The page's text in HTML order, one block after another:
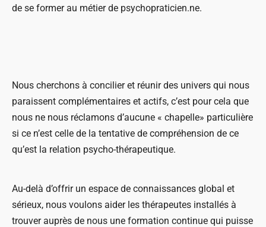
de se former au métier de psychopraticien.ne.
Nous cherchons à concilier et réunir des univers qui nous
paraissent complémentaires et actifs, c’est pour cela que
nous ne nous réclamons d’aucune « chapelle» particulière
si ce n’est celle de la tentative de compréhension de ce
qu’est la relation psycho-thérapeutique.
Au-delà d’offrir un espace de connaissances global et
sérieux, nous voulons aider les thérapeutes installés à
trouver auprès de nous une formation continue qui puisse